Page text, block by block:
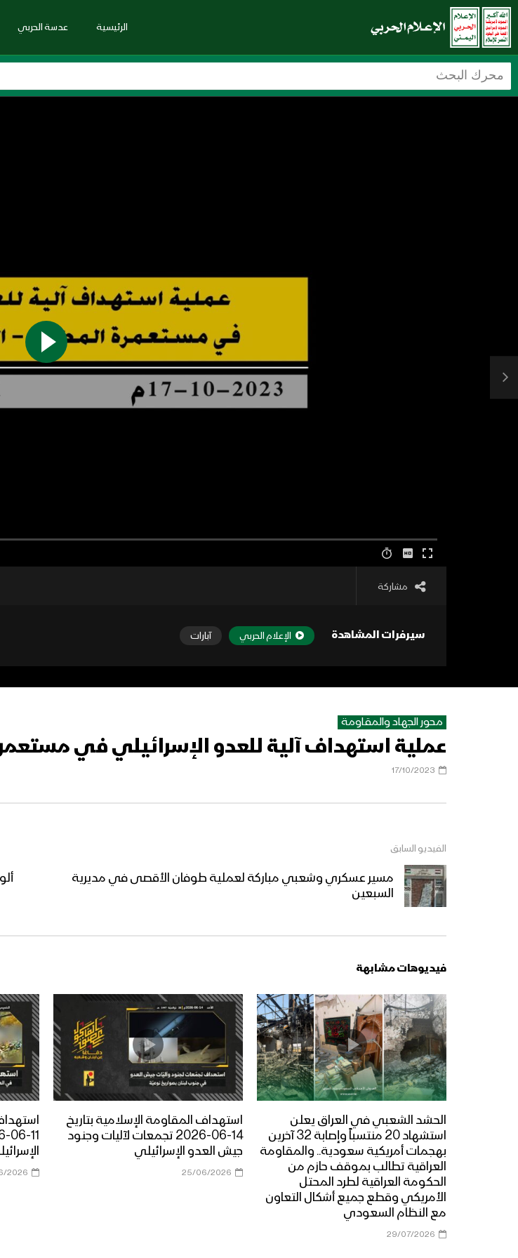
الرئيسية عدسة الحربي
مشاركة
سيرفرات المشاهدة الإعلام الحربي آبارات
محور الجهاد والمقاومة
عملية استهداف آلية للعدو الإسرائيلي في
17/10/2023
الفيديو السابق
مسير عسكري وشعبي مباركة لعملية طوفان الأقصى في مديرية
السبعين
فيديوهات مشابهة
الحشد الشعبي في العراق يعلن
استشهاد 20 منتسباً وإصابة 32 آخرين
بهجمات أمريكية سعودية.. والمقاومة
العراقية تطالب بموقف حازم من
الحكومة العراقية لطرد المحتل
الأمريكي وقطع جميع أشكال التعاون
مع النظام السعودي
29/07/2026
استهداف المقاومة الإسلامية بتاريخ
14-06-2026 تجمعات لآليات وجنود
جيش العدو الإسرائيلي
25/06/2026
2026